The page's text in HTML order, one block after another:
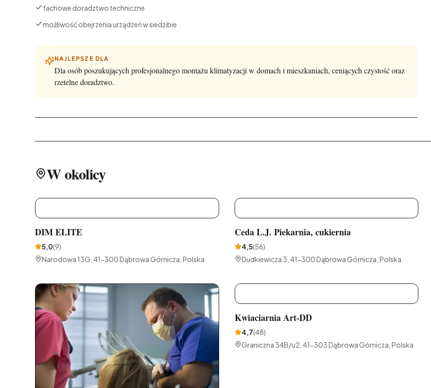
fachowe doradztwo techniczne
możliwość obejrzenia urządzeń w siedzibie
NAJLEPSZE DLA
Dla osób poszukujących profesjonalnego montażu klimatyzacji w domach i mieszkaniach, ceniących czystość oraz
rzetelne doradztwo.
W okolicy
DIM ELITE
5,0(9)
Narodowa 13G, 41-300 Dąbrowa Górnicza, Polska
Ceda L.J. Piekarnia, cukiernia
4,5(56)
Dudkiewicza 3, 41-300 Dąbrowa Górnicza, Polska
Kwiaciarnia Art-DD
4,7(48)
Graniczna 34B/u2, 41-303 Dąbrowa Górnicza, Polska